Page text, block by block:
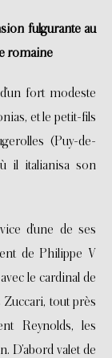
fulgurante au
romaine
fort modeste
et le petit-fils
(Puy-de-
il italianisa son
d’une de ses
de Philippe V
le cardinal de
Zuccari, tout près
Reynolds, les
D’abord valet de